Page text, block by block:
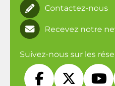
Contactez-nous
Recevez notre
Suivez-nous sur les
  